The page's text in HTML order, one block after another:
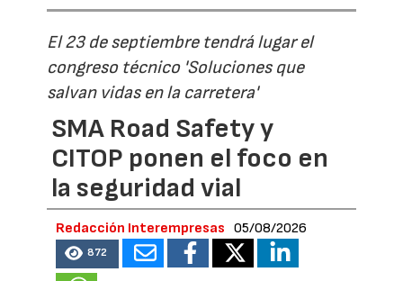
El 23 de septiembre tendrá lugar el
congreso técnico 'Soluciones que
salvan vidas en la carretera'
SMA Road Safety y
CITOP ponen el foco en
la seguridad vial
Redacción Interempresas 05/08/2026
872